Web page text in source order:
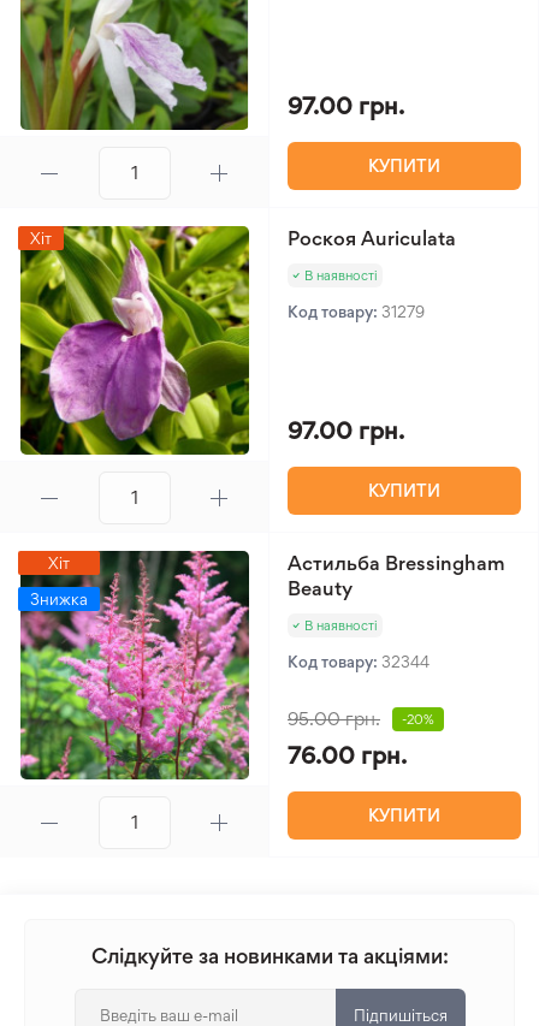
97.00 грн.
КУПИТИ
Хіт Роскоя Auriculata
В наявності
Код товару: 31279
97.00 грн.
КУПИТИ
Хіт
Знижка
Астильба Bressingham
Beauty
В наявності
Код товару: 32344
95.00 грн. -20%
76.00 грн.
КУПИТИ
Слідкуйте за новинками та акціями:
Підпишіться